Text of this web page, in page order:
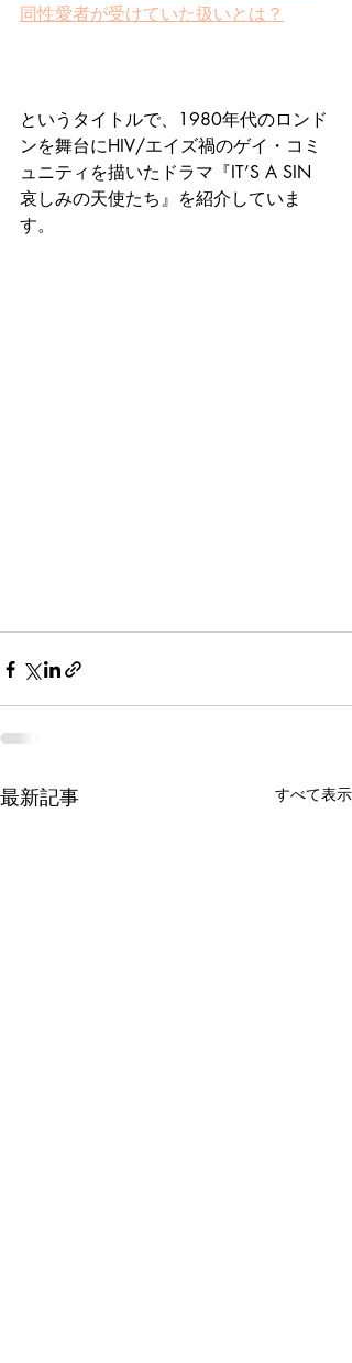
同性愛者が受けていた扱いとは？
というタイトルで、1980年代のロンド
ンを舞台にHIV/エイズ禍のゲイ・コミ
ュニティを描いたドラマ『IT’S A SIN
哀しみの天使たち』を紹介していま
す。
最新記事 すべて表示